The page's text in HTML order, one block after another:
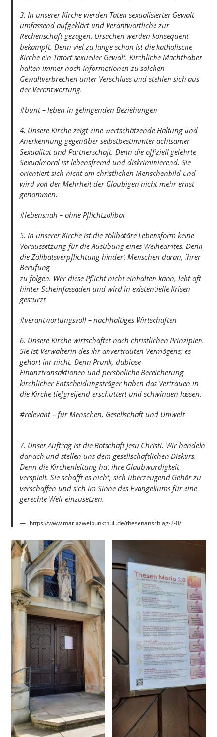
3. In unserer Kirche werden Taten sexualisierter Gewalt
umfassend aufgeklärt und Verantwortliche zur
Rechenschaft gezogen. Ursachen werden konsequent
bekämpft. Denn viel zu lange schon ist die katholische
Kirche ein Tatort sexueller Gewalt. Kirchliche Machthaber
halten immer noch Informationen zu solchen
Gewaltverbrechen unter Verschluss und stehlen sich aus
der Verantwortung.
#bunt – leben in gelingenden Beziehungen
4. Unsere Kirche zeigt eine wertschätzende Haltung und
Anerkennung gegenüber selbstbestimmter achtsamer
Sexualität und Partnerschaft. Denn die offiziell gelehrte
Sexualmoral ist lebensfremd und diskriminierend. Sie
orientiert sich nicht am christlichen Menschenbild und
wird von der Mehrheit der Gläubigen nicht mehr ernst
genommen.
#lebensnah – ohne Pflichtzölibat
5. In unserer Kirche ist die zölibatäre Lebensform keine
Voraussetzung für die Ausübung eines Weiheamtes. Denn
die Zölibatsverpflichtung hindert Menschen daran, ihrer
Berufung
zu folgen. Wer diese Pflicht nicht einhalten kann, lebt oft
hinter Scheinfassaden und wird in existentielle Krisen
gestürzt.
#verantwortungsvoll – nachhaltiges Wirtschaften
6. Unsere Kirche wirtschaftet nach christlichen Prinzipien.
Sie ist Verwalterin des ihr anvertrauten Vermögens; es
gehört ihr nicht. Denn Prunk, dubiose
Finanztransaktionen und persönliche Bereicherung
kirchlicher Entscheidungsträger haben das Vertrauen in
die Kirche tiefgreifend erschüttert und schwinden lassen.
#relevant – für Menschen, Gesellschaft und Umwelt
7. Unser Auftrag ist die Botschaft Jesu Christi. Wir handeln
danach und stellen uns dem gesellschaftlichen Diskurs.
Denn die Kirchenleitung hat ihre Glaubwürdigkeit
verspielt. Sie schafft es nicht, sich überzeugend Gehör zu
verschaffen und sich im Sinne des Evangeliums für eine
gerechte Welt einzusetzen.
https://www.mariazweipunktnull.de/thesenanschlag-2-0/